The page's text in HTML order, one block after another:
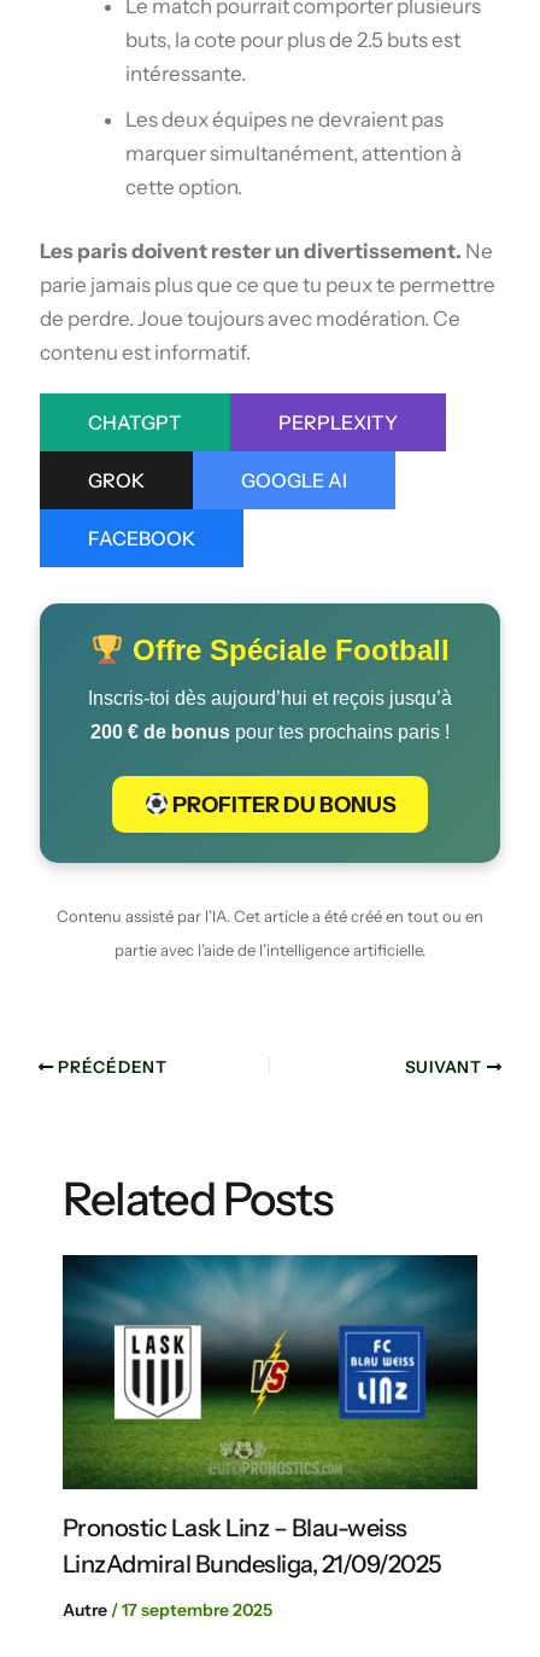
Le match pourrait comporter plusieurs
buts, la cote pour plus de 2.5 buts est
intéressante.
Les deux équipes ne devraient pas
marquer simultanément, attention à
cette option.
Les paris doivent rester un divertissement. Ne
parie jamais plus que ce que tu peux te permettre
de perdre. Joue toujours avec modération. Ce
contenu est informatif.
CHATGPT PERPLEXITY
GROK GOOGLE AI
FACEBOOK
Offre Spéciale Football
Inscris-toi dès aujourd’hui et reçois jusqu’à
200 € de bonus pour tes prochains paris !
PROFITER DU BONUS
Contenu assisté par l’IA. Cet article a été créé en tout ou en
partie avec l’aide de l’intelligence artificielle.
PRÉCÉDENT SUIVANT
Related Posts
Pronostic Lask Linz – Blau-weiss
LinzAdmiral Bundesliga, 21/09/2025
Autre/17 septembre 2025